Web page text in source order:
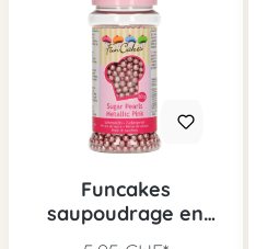
Funcakes
saupoudrage en